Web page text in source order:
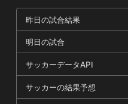
昨日の試合結果
明日の試合
サッカーデータAPI
サッカーの結果予想